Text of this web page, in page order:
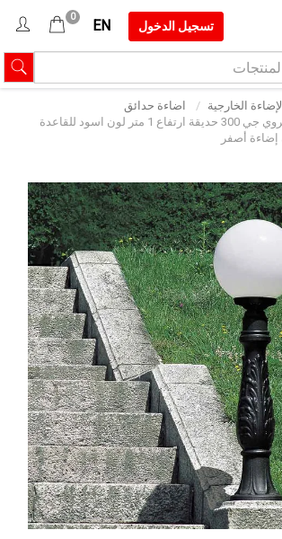
تسجيل الدخول EN
0
الإضاءة الخارجية
اضاءة حدائق
فانوس فومجالي كروي جي 300 حديقة ارتفاع 1 متر لون اسود للقاعدة